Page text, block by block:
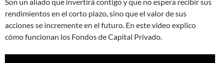
rendimientos en el corto plazo, sino que el valor de sus
acciones se incremente en el futuro. En este video explico
cómo funcionan los Fondos de Capital Privado.